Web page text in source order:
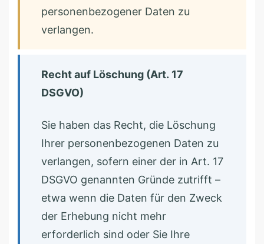
personenbezogener Daten zu
verlangen.
Recht auf Löschung (Art. 17
DSGVO)
Sie haben das Recht, die Löschung
Ihrer personenbezogenen Daten zu
verlangen, sofern einer der in Art. 17
DSGVO genannten Gründe zutrifft –
etwa wenn die Daten für den Zweck
der Erhebung nicht mehr
erforderlich sind oder Sie Ihre